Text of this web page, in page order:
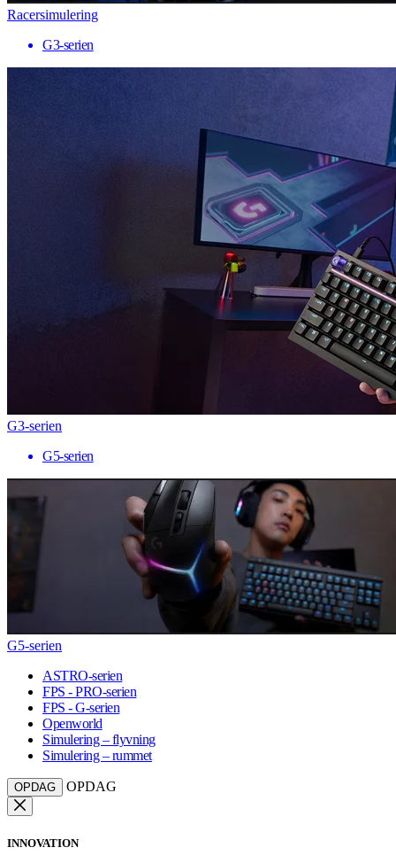
Racersimulering
G3-serien
G3-serien
G5-serien
G5-serien
ASTRO-serien
FPS - PRO-serien
FPS - G-serien
Openworld
Simulering – flyvning
Simulering – rummet
OPDAG OPDAG
INNOVATION